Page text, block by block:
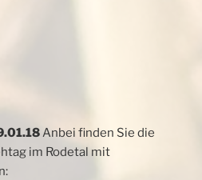
Anbei finden Sie die
im Rodetal mit